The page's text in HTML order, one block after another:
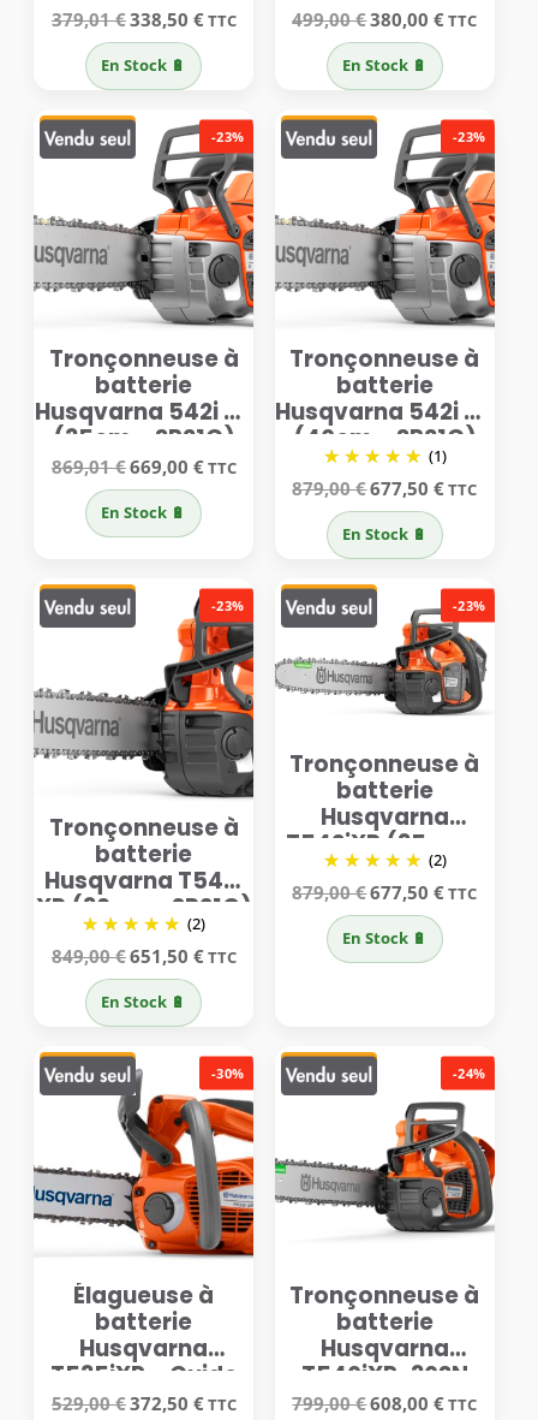
379,01€ Le
initial
était :
379,01 €.
338,50 €Le
TTC
En Stock 🔋
499,00€Le
initial
était :
499,00 €.
380,00€Le
TTC
En Stock 🔋
-23%
Tronçonneuse à
batterie
Husqvarna 542i XP
(35cm – SP21G)
869,01€Le
initial
était :
869,01 €.
669,00 €Le
TTC
En Stock 🔋
-23%
Tronçonneuse à
batterie
Husqvarna 542i XP
(40cm – SP21G)
(1)
879,00€Le
initial
était :
879,00 €.
677,50€Le
TTC
En Stock 🔋
-23%
Tronçonneuse à
batterie
Husqvarna T542i
XP (30cm – SP21G)
(2)
849,00€Le
initial
était :
849,00 €.
651,50 €Le
TTC
En Stock 🔋
-23%
Tronçonneuse à
batterie
Husqvarna
T542iXP (35cm –
SP21G) (2)
879,00€Le
initial
était :
879,00 €.
677,50€Le
TTC
En Stock 🔋
-30%
Élagueuse à
batterie
Husqvarna
T535iXP – Guide
30 cm
529,00€ Le
372,50 €Le
TTC
-24%
Tronçonneuse à
batterie
Husqvarna
T540iXP-30SN
799,00€Le
608,00€Le
TTC